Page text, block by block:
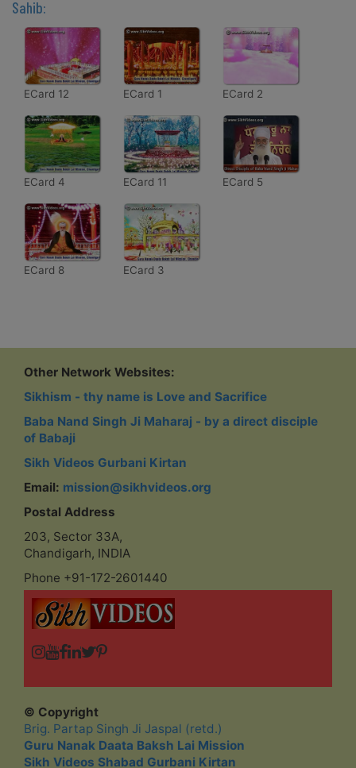
Sahib:
ECard 12 ECard 1 ECard 2
ECard 4 ECard 11 ECard 5
ECard 8 ECard 3
Other Network Websites:
Sikhism - thy name is Love and Sacrifice
Baba Nand Singh Ji Maharaj - by a direct disciple
of Babaji
Sikh Videos Gurbani Kirtan
Email: mission@sikhvideos.org
Postal Address
203, Sector 33A,
Chandigarh, INDIA
Phone +91-172-2601440
© Copyright
Brig. Partap Singh Ji Jaspal (retd.)
Guru Nanak Daata Baksh Lai Mission
Sikh Videos Shabad Gurbani Kirtan